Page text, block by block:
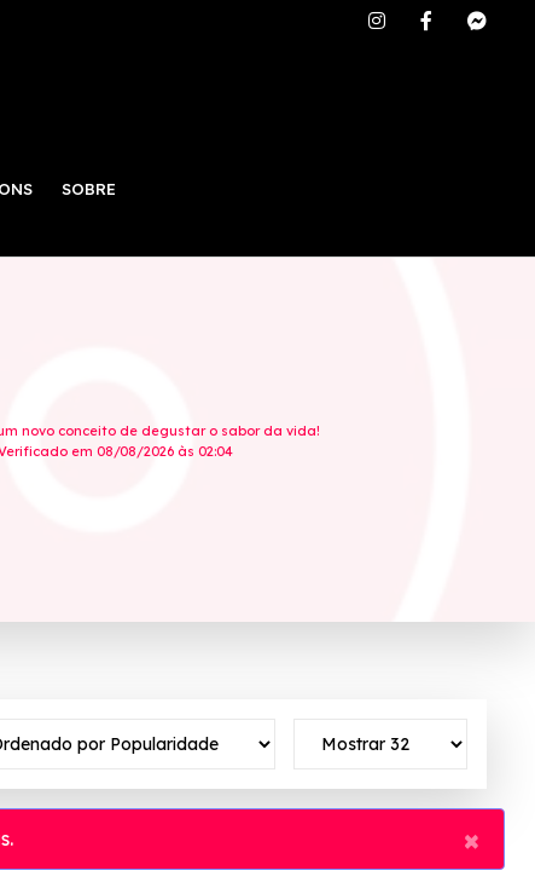
SOBRE
novo conceito de degustar o sabor da vida!
em 08/08/2026 às 02:04
×